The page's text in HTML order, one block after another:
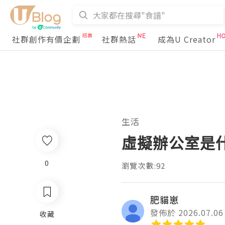
社群創作有價企劃 社群熱話 成為U Creator
生活
虛擬辦公室是
瀏覽次數:92
肥貓崽
發佈於 2026.07.06
0
收藏